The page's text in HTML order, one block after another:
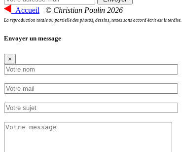
Accueil © Christian Poulin 2026
La reproduction totale ou partielle des photos, dessins, textes sans accord écrit est interdite.
Envoyer un message
×